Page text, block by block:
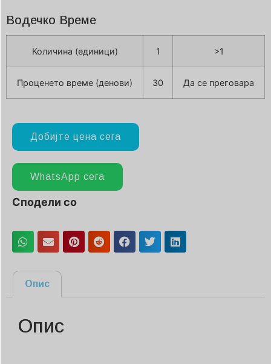
Водечко Време
Количина (единици) 1 >1
Проценето време (денови) 30 Да се преговара
Добијте цена сега
WhatsApp сега
Сподели со
Опис
Опис